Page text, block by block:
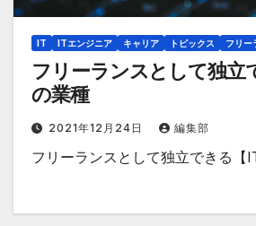
IT ITエンジニア キャリア トピックス フリー
フリーランスとして独立
の業種
2021年12月24日 編集部
フリーランスとして独立できる【